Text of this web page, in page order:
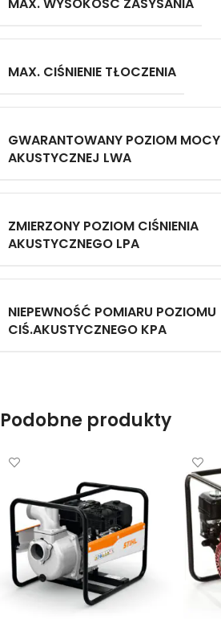
MAX. CIŚNIENIE TŁOCZENIA
GWARANTOWANY POZIOM MOCY
AKUSTYCZNEJ LWA
ZMIERZONY POZIOM CIŚNIENIA
AKUSTYCZNEGO LPA
NIEPEWNOŚĆ POMIARU POZIOMU
CIŚ.AKUSTYCZNEGO KPA
Podobne produkty